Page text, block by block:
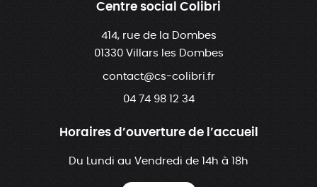
Centre social Colibri
414, rue de la Dombes
01330 Villars les Dombes
contact@cs-colibri.fr
04 74 98 12 34
Horaires d’ouverture de l’accueil
Du Lundi au Vendredi de 14h à 18h